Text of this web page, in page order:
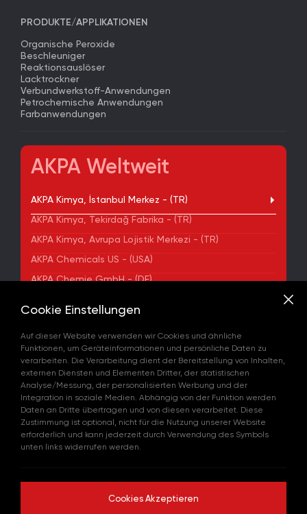
PRODUKTE/APPLIKATIONEN
Organische Peroxide
Beschleuniger
Reaktionsauslöser
Lacktrockner
Verbundwerkstoff-Anwendungen
Petrochemische Anwendungen
Farbanwendungen
AKPA Weltweit
AKPA Kimya, İstanbul Merkez - (TR)
AKPA Kimya, Tekirdağ Fabrika - (TR)
AKPA Kimya, Avrupa Lojistik Merkezi - (TR)
AKPA Chemicals US - (USA)
AKPA Chemie GmbH - (DE)
ADRESSE
Yenibosna Merkez Mahallesi Kuyumcukent Sokak
No:36/70 Townofis Kat:12 34197 Bahçelievler, İstanbul,
Türkiye
Auf der Karte Anzeigen
+90 212 580 55 59
FAX
+90 212 580 55 21
E-MAIL
info@akpakimya.com
WEBSITE
Cookie Einstellungen
Auf dieser Website verwenden wir Cookies und ähnliche
Funktionen, um Geräteinformationen und persönliche Daten zu
verarbeiten. Die Verarbeitung dient der Bereitstellung von Inhalten,
externen Diensten und Elementen Dritter, der statistischen
Analyse/Messung, der personalisierten Werbung und der
Integration in soziale Medien. Abhängig von der Funktion werden
Daten an Dritte übertragen und von diesen verarbeitet. Diese
Zustimmung ist optional, nicht für die Nutzung unserer Website
erforderlich und kann jederzeit durch Verwendung des Symbols
unten links widerrufen werden.
Cookies Akzeptieren